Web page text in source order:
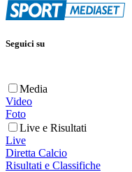
Seguici su
Media
Video
Foto
Live e Risultati
Live
Diretta Calcio
Risultati e Classifiche